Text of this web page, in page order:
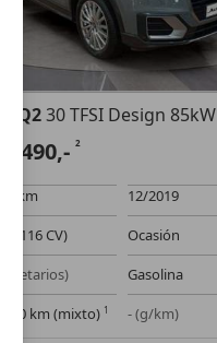
Q230 TFSI Design 85kW
2
km
12/2019
(116 CV)
Ocasión
Gasolina
100 km (mixto) 1 - (g/km)